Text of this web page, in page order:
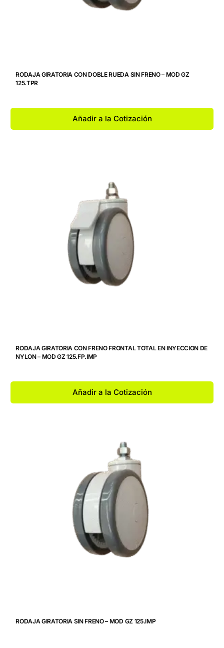
RODAJA GIRATORIA CON DOBLE RUEDA SIN FRENO – MOD GZ
125.TPR
Añadir a la Cotización
RODAJA GIRATORIA CON FRENO FRONTAL TOTAL EN INYECCION DE
NYLON – MOD GZ 125.FP.IMP
Añadir a la Cotización
RODAJA GIRATORIA SIN FRENO – MOD GZ 125.IMP